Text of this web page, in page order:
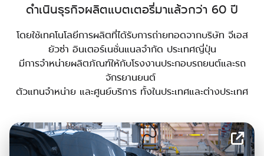
ดำเนินธุรกิจผลิตแบตเตอรี่มาแล้วกว่า 60 ปี
โดยใช้เทคโนโลยีการผลิตที่ได้รับการถ่ายทอดจากบริษัท จีเอส
ยัวซ่า อินเตอร์เนชั่นแนลจำกัด ประเทศญี่ปุ่น
มีการจำหน่ายผลิตภัณฑ์ให้กับโรงงานประกอบรถยนต์และรถ
จักรยานยนต์
ตัวแทนจำหน่าย และศูนย์บริการ ทั้งในประเทศและต่างประเทศ